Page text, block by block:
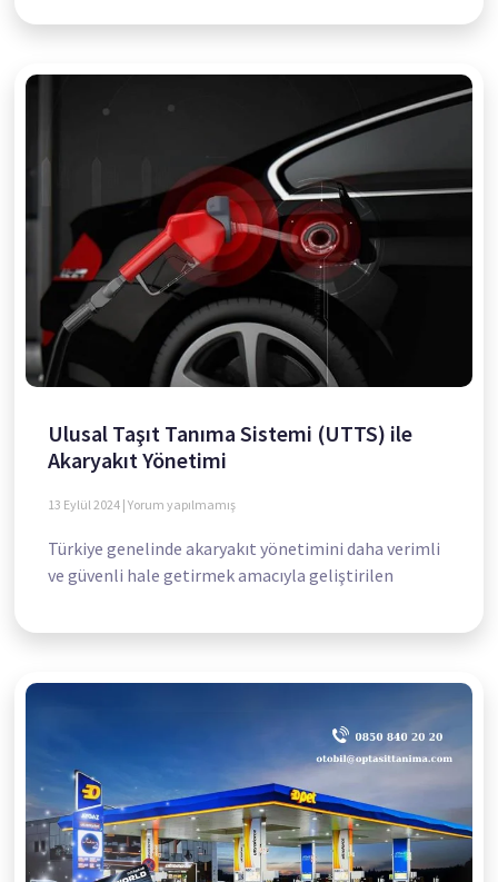
Ulusal Taşıt Tanıma Sistemi (UTTS) ile
Akaryakıt Yönetimi
13 Eylül 2024 Yorum yapılmamış
Türkiye genelinde akaryakıt yönetimini daha verimli
ve güvenli hale getirmek amacıyla geliştirilen